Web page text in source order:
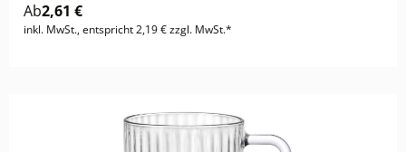
Ab2,61 €
inkl. MwSt., entspricht 2,19 € zzgl. MwSt.*